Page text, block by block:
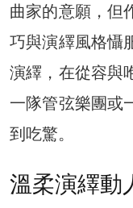
曲家的意願，但
巧與演繹風格懾
演繹，在從容與
一隊管弦樂團或
到吃驚。
溫柔演繹動